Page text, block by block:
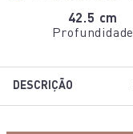
42.5 cm
Profundidade
DESCRIÇÃO